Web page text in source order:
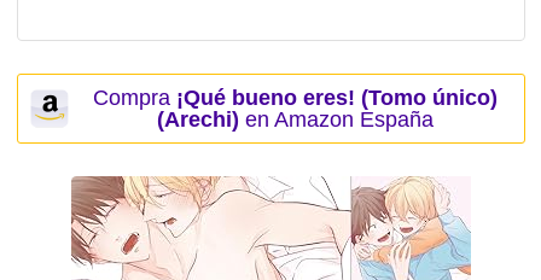
Compra ¡Qué bueno eres! (Tomo único)
(Arechi) en Amazon España